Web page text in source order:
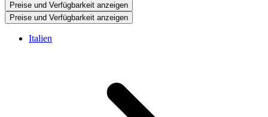
Preise und Verfügbarkeit anzeigen
Preise und Verfügbarkeit anzeigen
Italien